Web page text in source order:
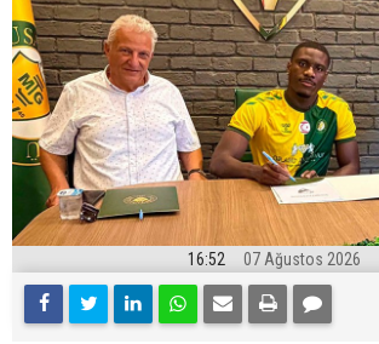
16:52 07 Ağustos 2026